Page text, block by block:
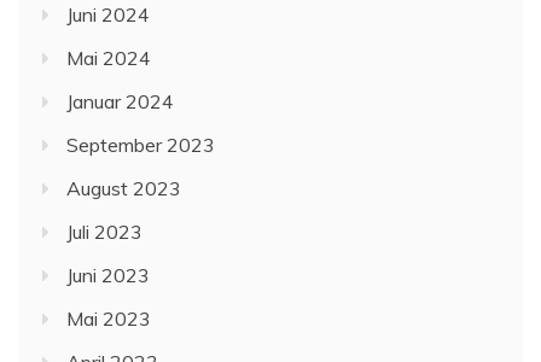
Juni 2024
Mai 2024
Januar 2024
September 2023
August 2023
Juli 2023
Juni 2023
Mai 2023